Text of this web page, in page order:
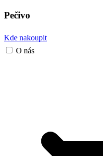
Pečivo
Kde nakoupit
O nás